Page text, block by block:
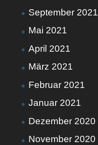
September 2021
Mai 2021
April 2021
März 2021
Februar 2021
Januar 2021
Dezember 2020
November 2020